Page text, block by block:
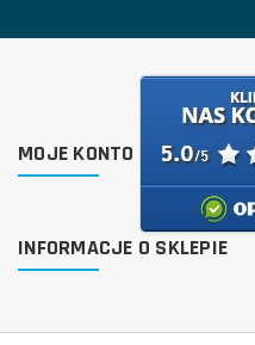
MOJE KONTO
INFORMACJE O SKLEPIE